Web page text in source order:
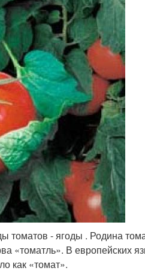
томатов - ягоды . Родина
«томатль». В европейских
как «томат».